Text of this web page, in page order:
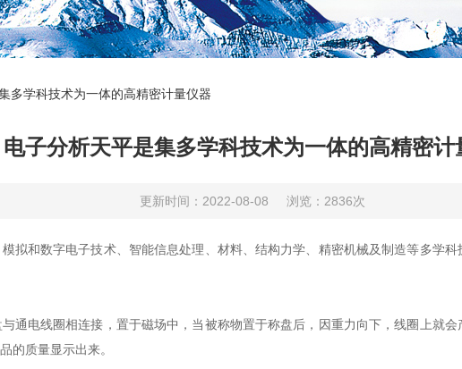
多学科技术为一体的高精密计量仪器
电子分析天平是集多学科技术为一体的高精密计
更新时间：2022-08-08 浏览：2836次
和数字电子技术、智能信息处理、材料、结构力学、精密机械及制造等多学
电线圈相连接，置于磁场中，当被称物置于称盘后，因重力向下，线圈上就
的质量显示出来。